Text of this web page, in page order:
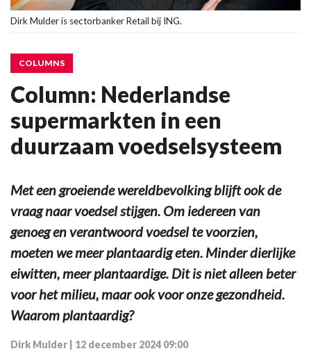
Dirk Mulder is sectorbanker Retail bij ING.
COLUMNS
Column: Nederlandse
supermarkten in een
duurzaam voedselsysteem
Met een groeiende wereldbevolking blijft ook de
vraag naar voedsel stijgen. Om iedereen van
genoeg en verantwoord voedsel te voorzien,
moeten we meer plantaardig eten. Minder dierlijke
eiwitten, meer plantaardige. Dit is niet alleen beter
voor het milieu, maar ook voor onze gezondheid.
Waarom plantaardig?
Dirk Mulder 12 december 2024 09:00